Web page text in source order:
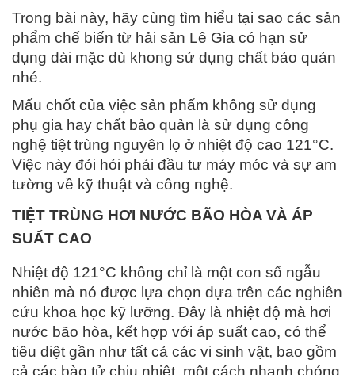
Trong bài này, hãy cùng tìm hiểu tại sao các sản
phẩm chế biến từ hải sản Lê Gia có hạn sử
dụng dài mặc dù khong sử dụng chất bảo quản
nhé.
Mấu chốt của việc sản phẩm không sử dụng
phụ gia hay chất bảo quản là sử dụng công
nghệ tiệt trùng nguyên lọ ở nhiệt độ cao 121°C.
Việc này đỏi hỏi phải đầu tư máy móc và sự am
tường về kỹ thuật và công nghệ.
TIỆT TRÙNG HƠI NƯỚC BÃO HÒA VÀ ÁP
SUẤT CAO
Nhiệt độ 121°C không chỉ là một con số ngẫu
nhiên mà nó được lựa chọn dựa trên các nghiên
cứu khoa học kỹ lưỡng. Đây là nhiệt độ mà hơi
nước bão hòa, kết hợp với áp suất cao, có thể
tiêu diệt gần như tất cả các vi sinh vật, bao gồm
cả các bào tử chịu nhiệt, một cách nhanh chóng